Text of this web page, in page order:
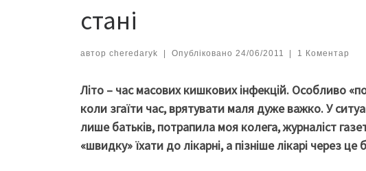
стані
автор cheredaryk Опубліковано 24/06/2011 1 Коментар
Літо – час масових кишкових інфекцій. Особливо
коли згаїти час, врятувати маля дуже важко. У
лише батьків, потрапила моя колега, журналіст
«швидку» їхати до лікарні, а пізніше лікарі через